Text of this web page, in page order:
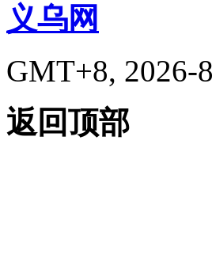
义乌网
GMT+8, 2026-
返回顶部